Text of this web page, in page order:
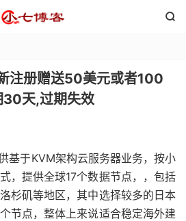

注册赠送50美元或者100
30天,过期失效
基于KVM架构云服务器业务，按小
，提供全球17个数据节点，，包括
杉矶等地区，其中选择较多的日本
节点，整体上来说适合稳定海外建